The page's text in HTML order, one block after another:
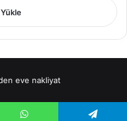
eve nakliyat